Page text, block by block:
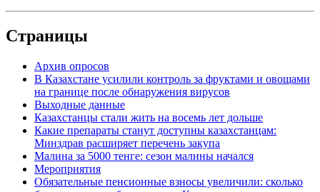
Страницы
Архив опросов
В Казахстане усилили контроль за фруктами и овощами
на границе после обнаружения вирусов
Выходные данные
Казахстанцы стали жить на восемь лет дольше
Какие препараты станут доступны казахстанцам:
Минздрав расширяет перечень закупа
Малина за 5000 тенге: сезон малины начался
Мероприятия
Обязательные пенсионные взносы увеличили: сколько